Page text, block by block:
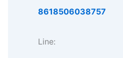
8618506038757
Line: